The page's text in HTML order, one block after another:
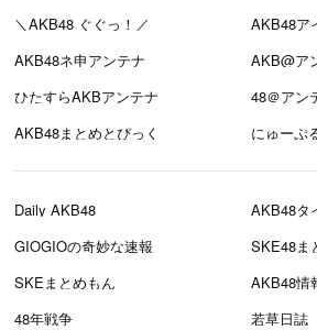
＼AKB48 ぐぐっ！／
AKB48ア
AKB48ネ申アンテナ
AKB@ア
ひたすらAKBアンテナ
48＠アン
AKB48まとめとぴっく
にゅーぷ
Daily AKB48
AKB48タ
GIOGIOの奇妙な速報
SKE48ま
SKEまとめもん
AKB48情
48年戦争